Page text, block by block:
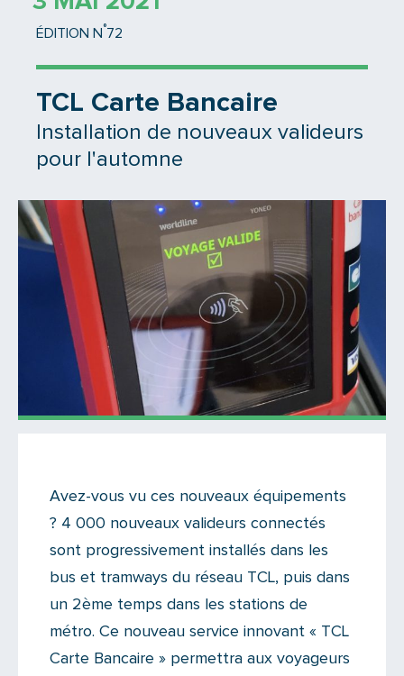
ÉDITION N °72
TCL Carte Bancaire
Installation de nouveaux valideurs
pour l'automne
Il y a 5 commentaires sur cet article
Ajoutez le vôtre
Avez-vous vu ces nouveaux équipements
? 4 000 nouveaux valideurs connectés
sont progressivement installés dans les
bus et tramways du réseau TCL, puis dans
un 2ème temps dans les stations de
métro. Ce nouveau service innovant « TCL
Carte Bancaire » permettra aux voyageurs